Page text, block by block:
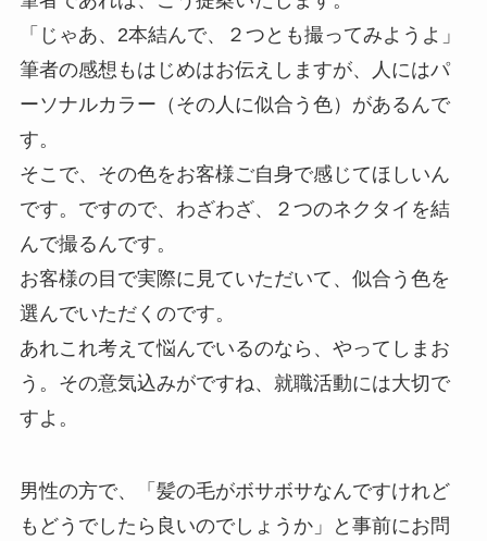
「じゃあ、2本結んで、２つとも撮ってみようよ」
筆者の感想もはじめはお伝えしますが、人にはパ
ーソナルカラー（その人に似合う色）があるんで
す。
そこで、その色をお客様ご自身で感じてほしいん
です。ですので、わざわざ、２つのネクタイを結
んで撮るんです。
お客様の目で実際に見ていただいて、似合う色を
選んでいただくのです。
あれこれ考えて悩んでいるのなら、やってしまお
う。その意気込みがですね、就職活動には大切で
すよ。
男性の方で、「髪の毛がボサボサなんですけれど
もどうでしたら良いのでしょうか」と事前にお問